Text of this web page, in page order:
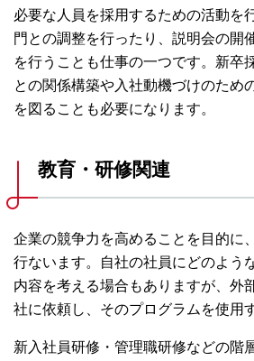
必要な人員を採用するための活動を
門との調整を行ったり、説明会の開
を行うことも仕事の一つです。新卒
との関係構築や入社動機づけのため
を図ることも必要になります。
教育・研修関連
企業の競争力を高めることを目的に
行ないます。自社の社員にどのよう
内容を考える場合もありますが、外
社に依頼し、そのプログラムを使用
新入社員研修・管理職研修などの階